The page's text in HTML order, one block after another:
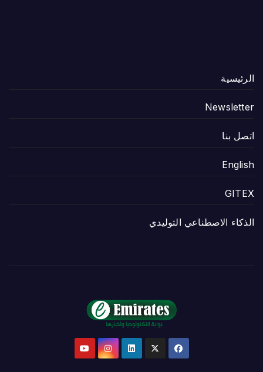
الرئيسية
Newsletter
اتصل بنا
English
GITEX
الذكاء الاصطناعي التوليدي